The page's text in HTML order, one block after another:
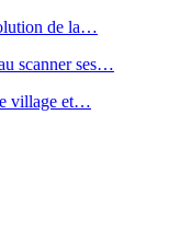
de la…
scanner ses…
village et…